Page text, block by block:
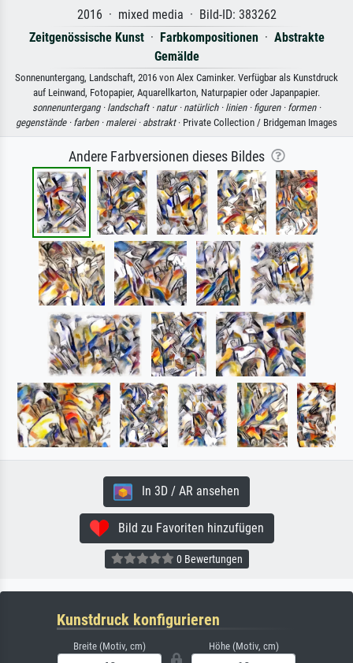
2016 · mixed media · Bild-ID: 383262
Zeitgenössische Kunst· Farbkompositionen · Abstrakte
Gemälde
Sonnenuntergang, Landschaft, 2016 von Alex Caminker. Verfügbar als Kunstdruck
auf Leinwand, Fotopapier, Aquarellkarton, Naturpapier oder Japanpapier.
sonnenuntergang · landschaft · natur · natürlich · linien · figuren · formen ·
gegenstände · farben · malerei · abstrakt· Private Collection / Bridgeman Images
Andere Farbversionen dieses Bildes
In 3D / AR ansehen
Bild zu Favoriten hinzufügen
0 Bewertungen
Kunstdruck konfigurieren
Breite (Motiv, cm) Höhe (Motiv, cm)